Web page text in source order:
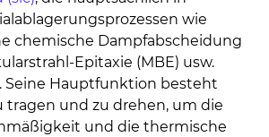
wie
chemische Dampfabscheidung
Epitaxie (MBE) usw.
Seine Hauptfunktion besteht
tragen und zu drehen, um die
und die thermische